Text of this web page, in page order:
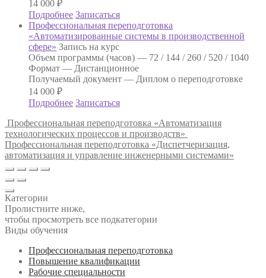
14 000 ₽
Подробнее Записаться
Профессиональная переподготовка
«Автоматизированные системы в производственной
сфере» Запись на курс
Объем программы (часов) — 72 / 144 / 260 / 520 / 1040
Формат — Дистанционное
Получаемый документ — Диплом о переподготовке
14 000 ₽
Подробнее Записаться
Профессиональная переподготовка «Автоматизация
технологических процессов и производств»
Профессиональная переподготовка «Диспетчеризация,
автоматизация и управление инженерными системами»
Категории
Пролистните ниже,
чтобы просмотреть все подкатегории
Виды обучения
Профессиональная переподготовка
Повышение квалификации
Рабочие специальности